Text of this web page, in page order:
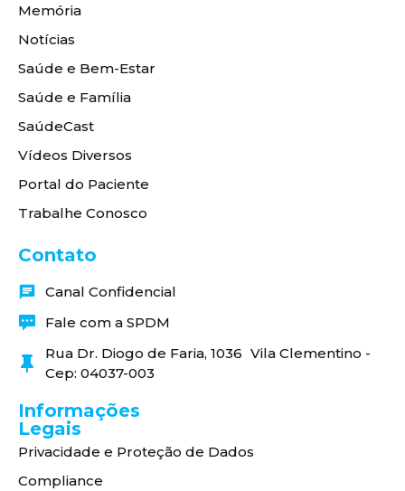
Memória
Notícias
Saúde e Bem-Estar
Saúde e Família
SaúdeCast
Vídeos Diversos
Portal do Paciente
Trabalhe Conosco
Contato
Canal Confidencial
Fale com a SPDM
Rua Dr. Diogo de Faria, 1036 Vila Clementino -
Cep: 04037-003
Informações
Legais
Privacidade e Proteção de Dados
Compliance